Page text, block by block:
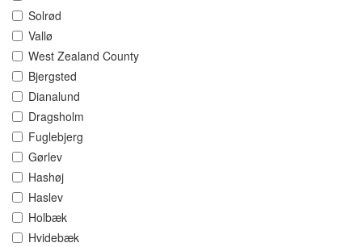
Solrød
Vallø
West Zealand County
Bjergsted
Dianalund
Dragsholm
Fuglebjerg
Gørlev
Hashøj
Haslev
Holbæk
Hvidebæk